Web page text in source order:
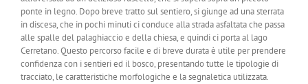
ponte in legno. Dopo breve tratto sul sentiero, si giunge ad una sterrata
in discesa, che in pochi minuti ci conduce alla strada asfaltata che passa
alle spalle del palaghiaccio e della chiesa, e quindi ci porta al lago
Cerretano. Questo percorso facile e di breve durata è utile per prendere
confidenza con i sentieri ed il bosco, presentando tutte le tipologie di
tracciato, le caratteristiche morfologiche e la segnaletica utilizzata.